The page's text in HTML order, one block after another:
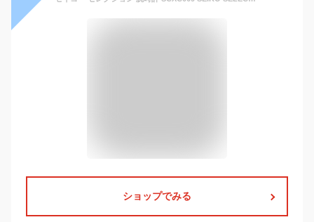
ショップでみる